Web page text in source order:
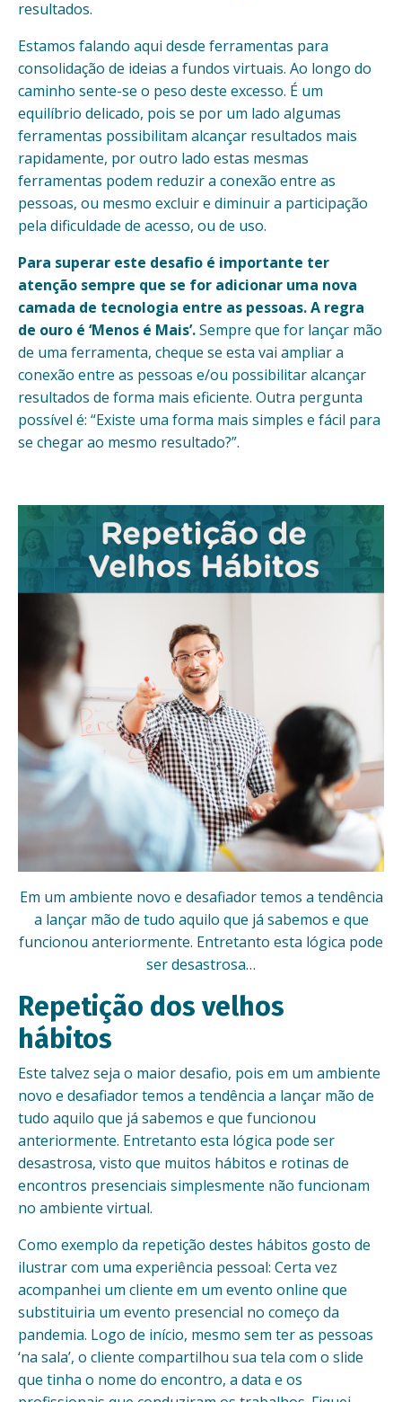
resultados.
Estamos falando aqui desde ferramentas para
consolidação de ideias a fundos virtuais. Ao longo do
caminho sente-se o peso deste excesso. É um
equilíbrio delicado, pois se por um lado algumas
ferramentas possibilitam alcançar resultados mais
rapidamente, por outro lado estas mesmas
ferramentas podem reduzir a conexão entre as
pessoas, ou mesmo excluir e diminuir a participação
pela dificuldade de acesso, ou de uso.
Para superar este desafio é importante ter
atenção sempre que se for adicionar uma nova
camada de tecnologia entre as pessoas. A regra
de ouro é ‘Menos é Mais’.Sempre que for lançar mão
de uma ferramenta, cheque se esta vai ampliar a
conexão entre as pessoas e/ou possibilitar alcançar
resultados de forma mais eficiente. Outra pergunta
possível é: “Existe uma forma mais simples e fácil para
se chegar ao mesmo resultado?”.
Em um ambiente novo e desafiador temos a tendência
a lançar mão de tudo aquilo que já sabemos e que
funcionou anteriormente. Entretanto esta lógica pode
ser desastrosa…
Repetição dos velhos
hábitos
Este talvez seja o maior desafio, pois em um ambiente
novo e desafiador temos a tendência a lançar mão de
tudo aquilo que já sabemos e que funcionou
anteriormente. Entretanto esta lógica pode ser
desastrosa, visto que muitos hábitos e rotinas de
encontros presenciais simplesmente não funcionam
no ambiente virtual.
Como exemplo da repetição destes hábitos gosto de
ilustrar com uma experiência pessoal: Certa vez
acompanhei um cliente em um evento online que
substituiria um evento presencial no começo da
pandemia. Logo de início, mesmo sem ter as pessoas
‘na sala’, o cliente compartilhou sua tela com o slide
que tinha o nome do encontro, a data e os